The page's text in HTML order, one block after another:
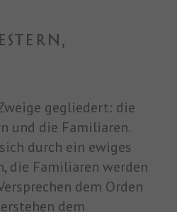
gegliedert: die
und die Familiaren.
durch ein ewiges
die Familiaren werden
dem Orden
dem